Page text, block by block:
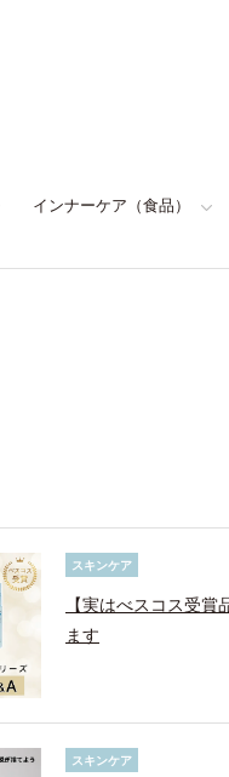
インナーケア（食品）
スキンケア
【実はべスコス受
ます
スキンケア